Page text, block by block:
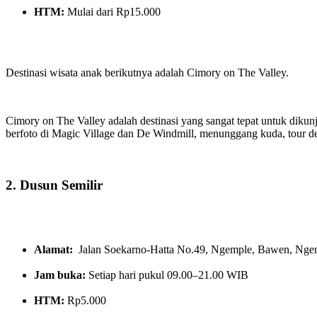
HTM: Mulai dari Rp15.000
Destinasi wisata anak berikutnya adalah Cimory on The Valley.
Cimory on The Valley adalah destinasi yang sangat tepat untuk
berfoto di Magic Village dan De Windmill, menunggang kuda, tour
2. Dusun Semilir
Alamat: Jalan Soekarno-Hatta No.49, Ngemple, Bawen,
Jam buka: Setiap hari pukul 09.00–21.00 WIB
HTM: Rp5.000